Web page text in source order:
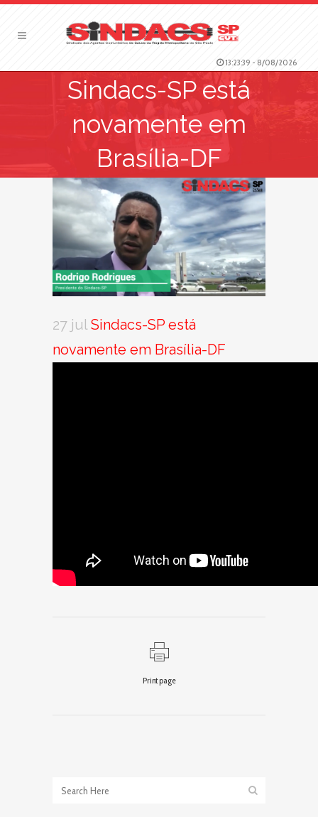
13:23:40 - 8/08/2026
Sindacs-SP está
novamente em
Brasília-DF
27 jul Sindacs-SP está
novamente em Brasília-DF
Print page